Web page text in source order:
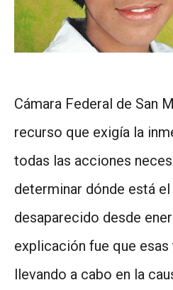
Cámara Federal de San
recurso que exigía la
todas las acciones
determinar dónde está
desaparecido desde
explicación fue que esas
llevando a cabo en la